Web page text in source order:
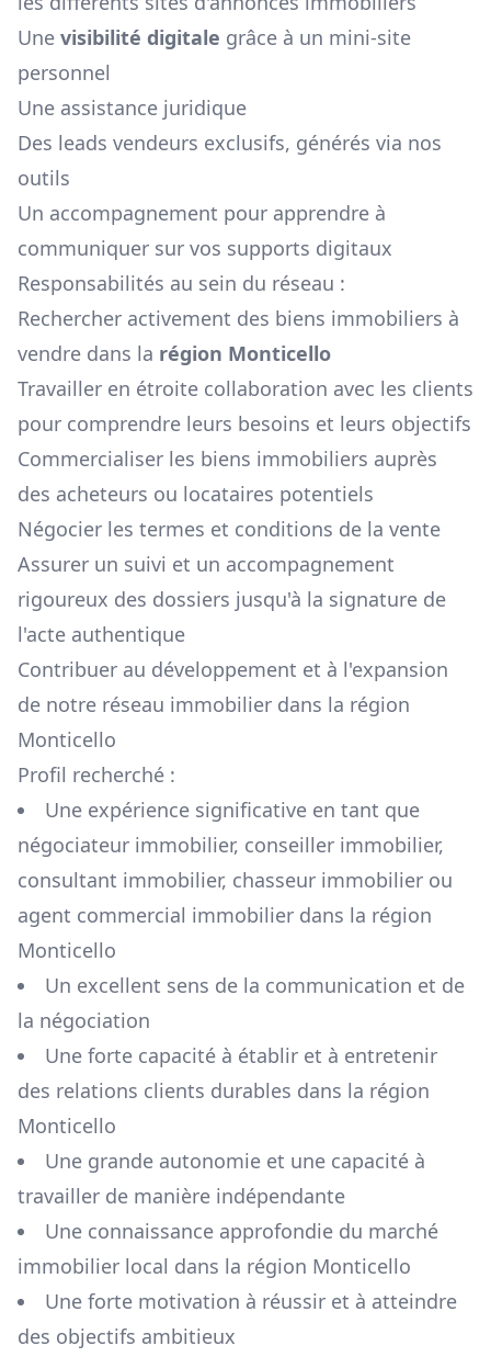
Une visibilité digitale grâce à un mini-site
personnel
Une assistance juridique
Des leads vendeurs exclusifs, générés via nos
outils
Un accompagnement pour apprendre à
communiquer sur vos supports digitaux
Responsabilités au sein du réseau :
Rechercher activement des biens immobiliers à
vendre dans la région Monticello
Travailler en étroite collaboration avec les clients
pour comprendre leurs besoins et leurs objectifs
Commercialiser les biens immobiliers auprès
des acheteurs ou locataires potentiels
Négocier les termes et conditions de la vente
Assurer un suivi et un accompagnement
rigoureux des dossiers jusqu'à la signature de
l'acte authentique
Contribuer au développement et à l'expansion
de notre réseau immobilier dans la région
Monticello
Profil recherché :
Une expérience significative en tant que
négociateur immobilier, conseiller immobilier,
consultant immobilier, chasseur immobilier ou
agent commercial immobilier dans la région
Monticello
Un excellent sens de la communication et de
la négociation
Une forte capacité à établir et à entretenir
des relations clients durables dans la région
Monticello
Une grande autonomie et une capacité à
travailler de manière indépendante
Une connaissance approfondie du marché
immobilier local dans la région Monticello
Une forte motivation à réussir et à atteindre
des objectifs ambitieux